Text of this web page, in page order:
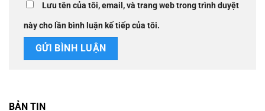
Lưu tên của tôi, email, và trang web trong trình duyệt
này cho lần bình luận kế tiếp của tôi.
BẢN TIN